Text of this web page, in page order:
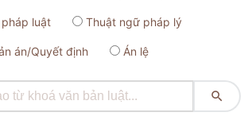
luật Thuật ngữ pháp lý
án/Quyết định Án lệ
